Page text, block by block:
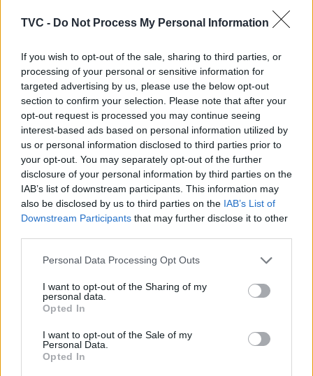
TVC - Do Not Process My Personal Information
If you wish to opt-out of the sale, sharing to third parties, or
processing of your personal or sensitive information for
targeted advertising by us, please use the below opt-out
section to confirm your selection. Please note that after your
opt-out request is processed you may continue seeing
interest-based ads based on personal information utilized by
us or personal information disclosed to third parties prior to
your opt-out. You may separately opt-out of the further
disclosure of your personal information by third parties on the
IAB’s list of downstream participants. This information may
also be disclosed by us to third parties on the IAB’s List of
Downstream Participants that may further disclose it to other
Personal Data Processing Opt Outs
I want to opt-out of the Sharing of my
personal data.
Opted In
I want to opt-out of the Sale of my
Personal Data.
Opted In
Capacita Jovem de Poiares aproxima
jovens ao mundo do trabalho
31 DE JULHO, 2026
Sousa Martins durante o mês...
30 DE JULHO, 2026